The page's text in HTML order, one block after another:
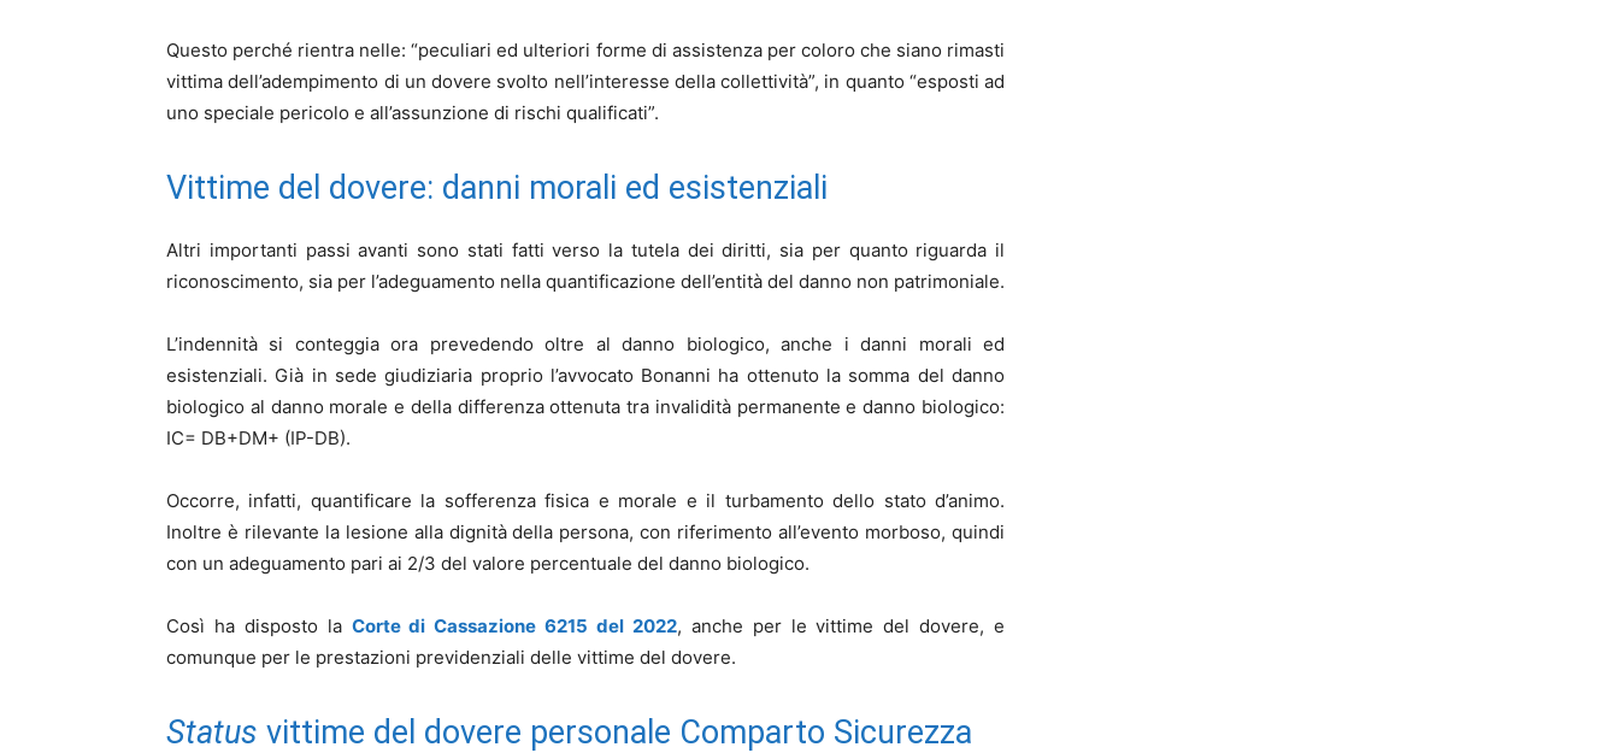
Questo perché rientra nelle: “peculiari ed ulteriori forme di assistenza per coloro che siano rimasti
vittima dell’adempimento di un dovere svolto nell’interesse della collettività”, in quanto “esposti ad
uno speciale pericolo e all’assunzione di rischi qualificati”.
Vittime del dovere: danni morali ed esistenziali
Altri importanti passi avanti sono stati fatti verso la tutela dei diritti, sia per quanto riguarda il
riconoscimento, sia per l’adeguamento nella quantificazione dell’entità del danno non patrimoniale.
L’indennità si conteggia ora prevedendo oltre al danno biologico, anche i danni morali ed
esistenziali. Già in sede giudiziaria proprio l’avvocato Bonanni ha ottenuto la somma del danno
biologico al danno morale e della differenza ottenuta tra invalidità permanente e danno biologico:
IC= DB+DM+ (IP-DB).
Occorre, infatti, quantificare la sofferenza fisica e morale e il turbamento dello stato d’animo.
Inoltre è rilevante la lesione alla dignità della persona, con riferimento all’evento morboso, quindi
con un adeguamento pari ai 2/3 del valore percentuale del danno biologico.
Così ha disposto la Corte di Cassazione 6215 del 2022, anche per le vittime del dovere, e
comunque per le prestazioni previdenziali delle vittime del dovere.
Status vittime del dovere personale Comparto Sicurezza